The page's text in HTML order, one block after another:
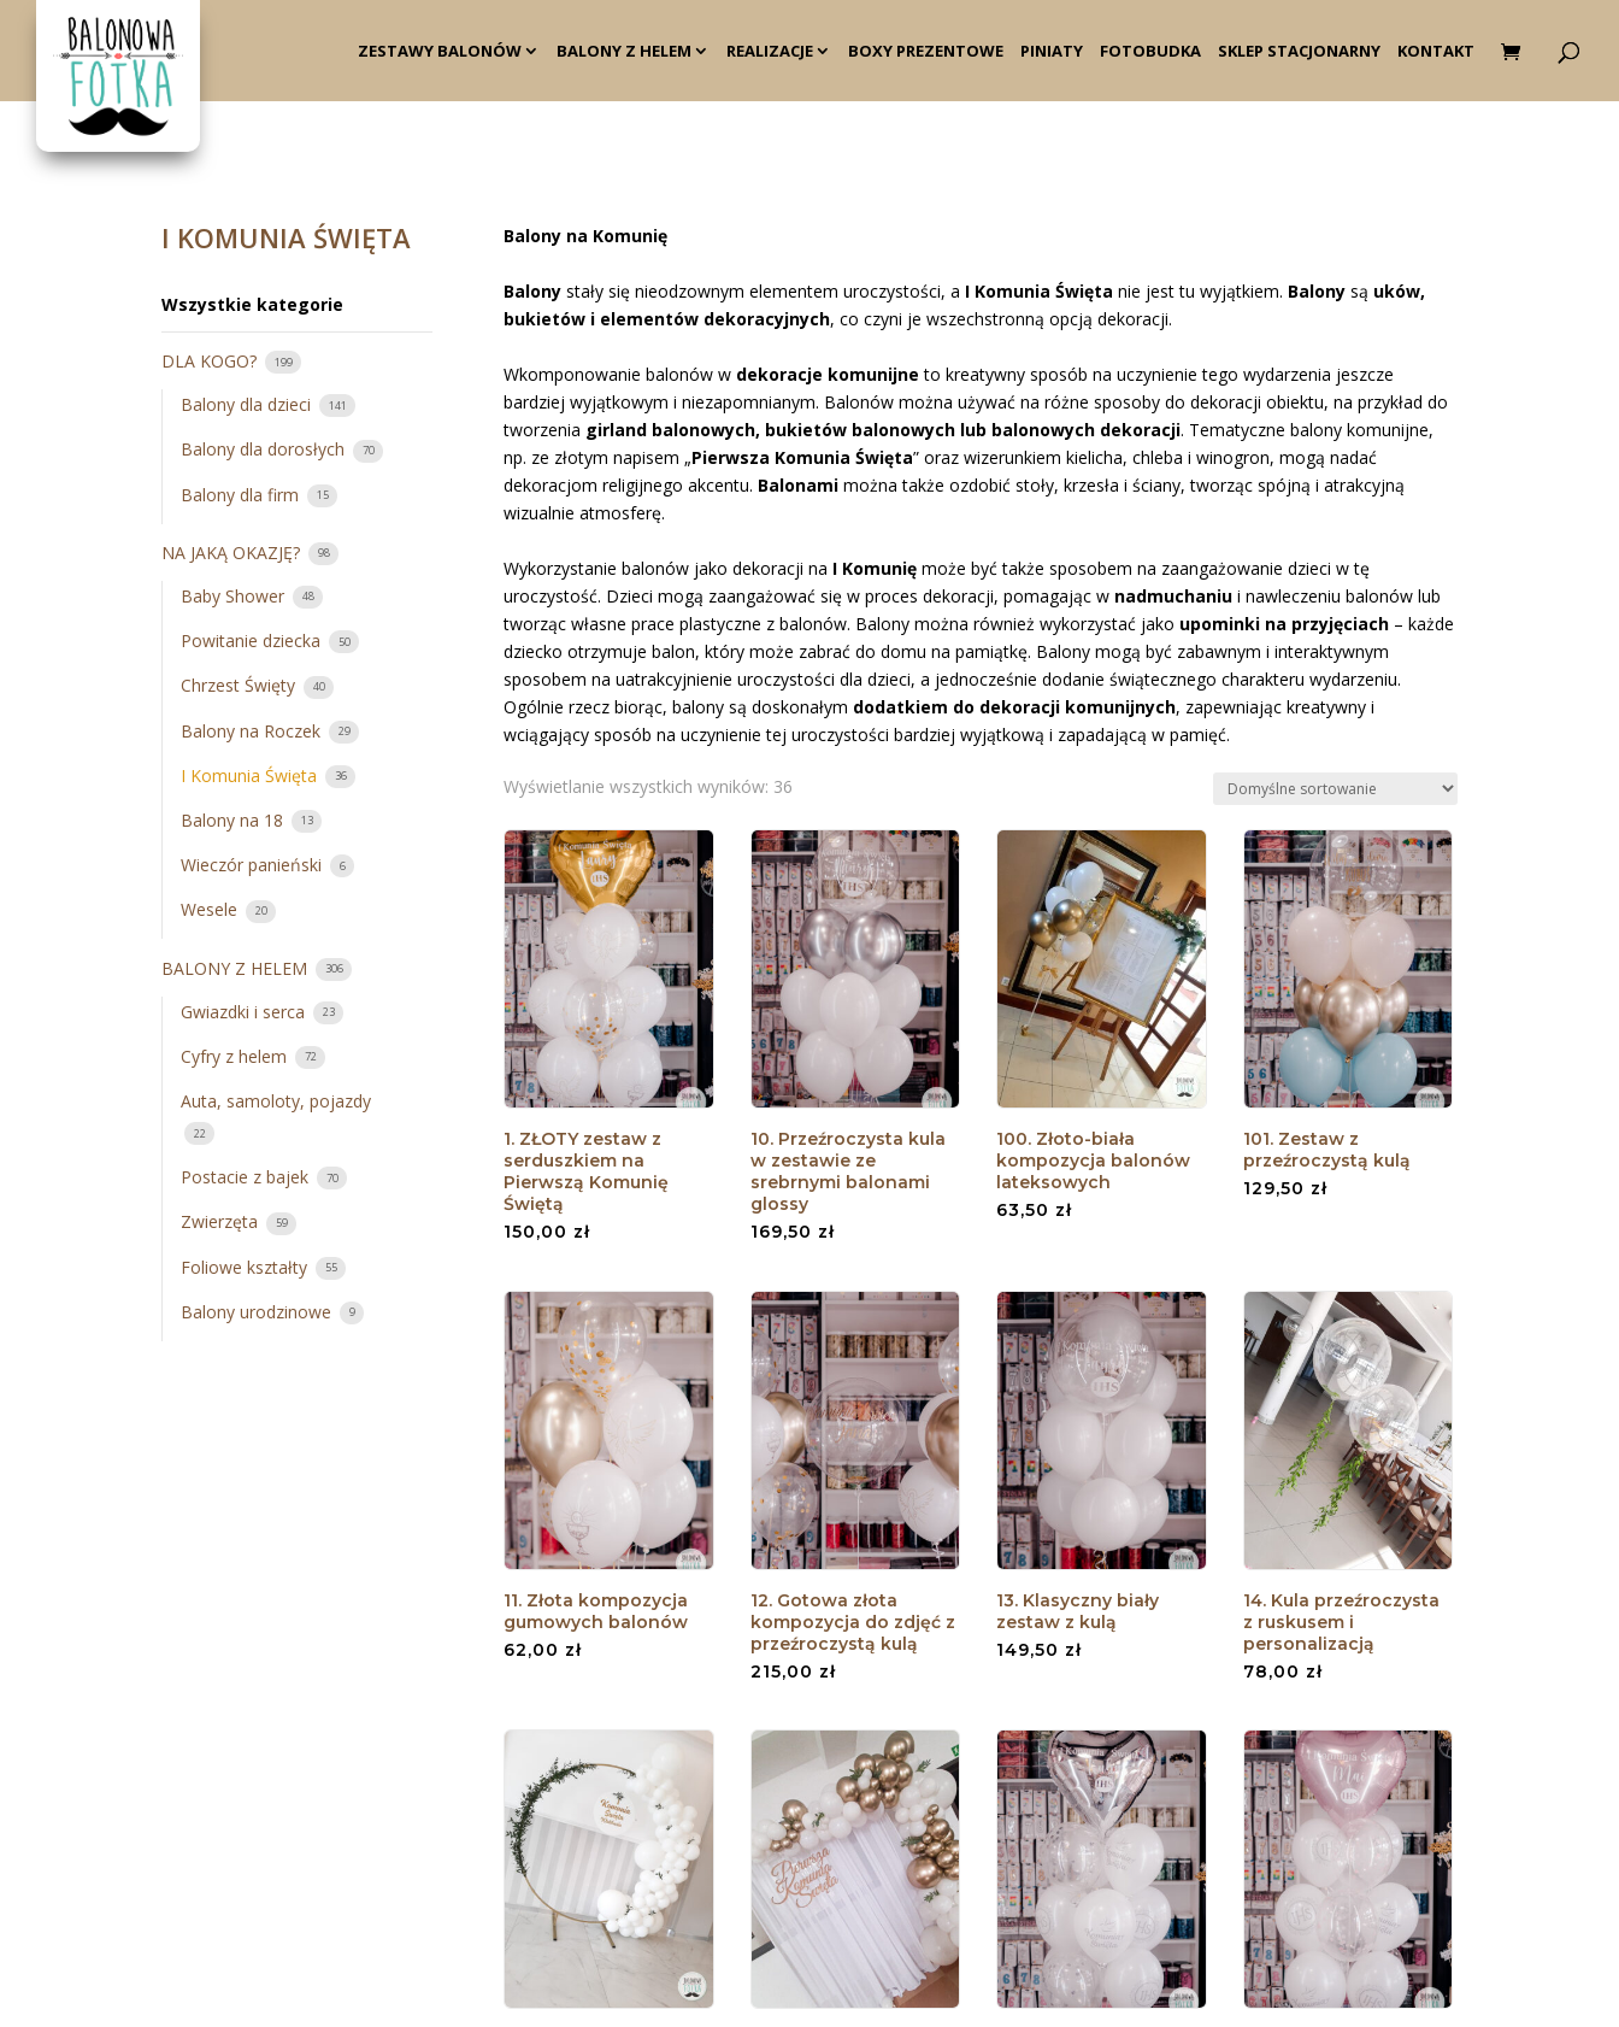
ZESTAWY BALONÓW BALONY Z HELEM REALIZACJE BOXY PREZENTOWE PINIATY FOTOBUDKA SKLEP STACJONARNY KONTAKT
I KOMUNIA ŚWIĘTA
Wszystkie kategorie
DLA KOGO? 199
Balony dla dzieci 141
Balony dla dorosłych 70
Balony dla firm 15
NA JAKĄ OKAZJĘ? 98
Baby Shower 48
Powitanie dziecka 50
Chrzest Święty 40
Balony na Roczek 29
I Komunia Święta 36
Balony na 18 13
Wieczór panieński 6
Wesele 20
BALONY Z HELEM 306
Gwiazdki i serca 23
Cyfry z helem 72
Auta, samoloty, pojazdy
22
Postacie z bajek 70
Zwierzęta 59
Foliowe kształty 55
Balony urodzinowe 9
Balony na Komunię
Balonystały się nieodzownym elementem uroczystości, a I Komunia Święta nie jest tu wyjątkiem. Balonysą uków,
bukietów i elementów dekoracyjnych, co czyni je wszechstronną opcją dekoracji.
Wkomponowanie balonów w dekoracje komunijne to kreatywny sposób na uczynienie tego wydarzenia jeszcze
bardziej wyjątkowym i niezapomnianym. Balonów można używać na różne sposoby do dekoracji obiektu, na przykład do
tworzenia girland balonowych, bukietów balonowych lub balonowych dekoracji. Tematyczne balony komunijne,
np. ze złotym napisem „Pierwsza Komunia Święta” oraz wizerunkiem kielicha, chleba i winogron, mogą nadać
dekoracjom religijnego akcentu. Balonamimożna także ozdobić stoły, krzesła i ściany, tworząc spójną i atrakcyjną
wizualnie atmosferę.
Wykorzystanie balonów jako dekoracji na I Komunię może być także sposobem na zaangażowanie dzieci w tę
uroczystość. Dzieci mogą zaangażować się w proces dekoracji, pomagając w nadmuchaniui nawleczeniu balonów lub
tworząc własne prace plastyczne z balonów. Balony można również wykorzystać jako upominki na przyjęciach– każde
dziecko otrzymuje balon, który może zabrać do domu na pamiątkę. Balony mogą być zabawnym i interaktywnym
sposobem na uatrakcyjnienie uroczystości dla dzieci, a jednocześnie dodanie świątecznego charakteru wydarzeniu.
Ogólnie rzecz biorąc, balony są doskonałym dodatkiem do dekoracji komunijnych, zapewniając kreatywny i
wciągający sposób na uczynienie tej uroczystości bardziej wyjątkową i zapadającą w pamięć.
Wyświetlanie wszystkich wyników: 36
1. ZŁOTY zestaw z
serduszkiem na
Pierwszą Komunię
Świętą
150,00 zł
10. Przeźroczysta kula
w zestawie ze
srebrnymi balonami
glossy
169,50 zł
100. Złoto-biała
kompozycja balonów
lateksowych
63,50 zł
101. Zestaw z
przeźroczystą kulą
129,50 zł
11. Złota kompozycja
gumowych balonów
62,00 zł
12. Gotowa złota
kompozycja do zdjęć z
przeźroczystą kulą
215,00 zł
13. Klasyczny biały
zestaw z kulą
149,50 zł
14. Kula przeźroczysta
z ruskusem i
personalizacją
78,00 zł